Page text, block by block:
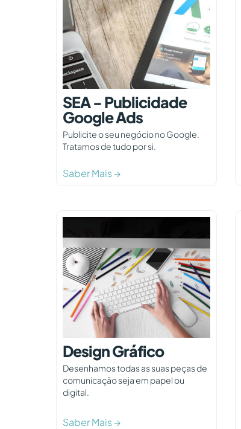
SEA - Publicidade
Google Ads
Publicite o seu negócio no Google.
Tratamos de tudo por si.
Saber Mais →
Design Gráfico
Desenhamos todas as suas peças de
comunicação seja em papel ou
digital.
Saber Mais →